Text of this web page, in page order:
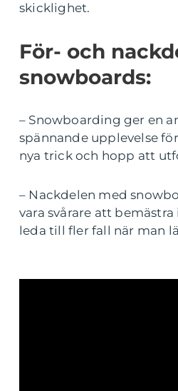
skicklighet.
För- och
snowboards:
– Snowboarding ger en
spännande upplevelse
nya trick och hopp att
– Nackdelen med
vara svårare att
leda till fler fall när man